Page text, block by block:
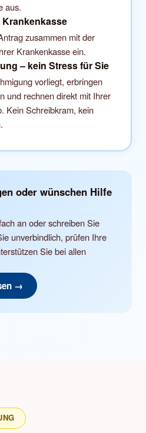
aus.
zusammen mit der
Krankenkasse ein.
– kein Stress für Sie
vorliegt, erbringen
und rechnen direkt mit Ihrer
Kein Schreibkram, kein
oder wünschen Hilfe
an oder schreiben Sie
unverbindlich, prüfen Ihre
Sie bei allen
→